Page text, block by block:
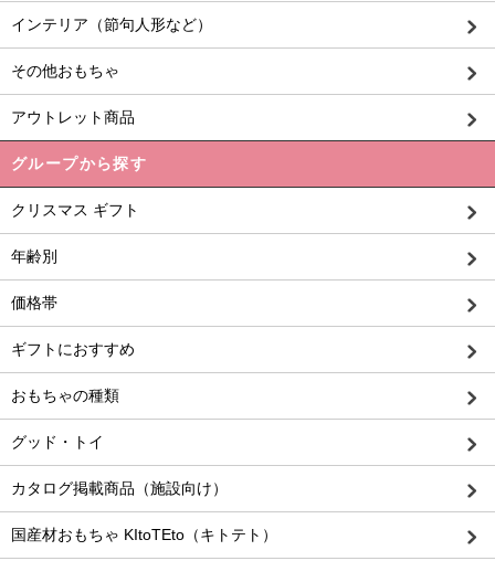
インテリア（節句人形など）
その他おもちゃ
アウトレット商品
グループから探す
クリスマス ギフト
年齢別
価格帯
ギフトにおすすめ
おもちゃの種類
グッド・トイ
カタログ掲載商品（施設向け）
国産材おもちゃ KItoTEto（キトテト）